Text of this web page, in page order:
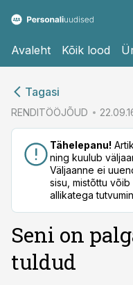
Avaleht Kõik lood
Tagasi
RENDITÖÖJÕUD
Tähelepanu!
ning kuulub
Väljaanne ei
sisu, mistõttu
allikatega
Seni on
tuldud